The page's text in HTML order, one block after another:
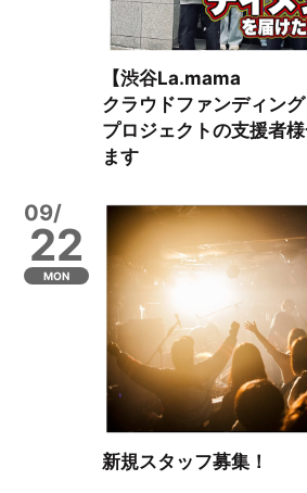
【渋谷La.mama
クラウドファンディング
プロジェクトの支援者
ます
09/
22
MON
新規スタッフ募集！